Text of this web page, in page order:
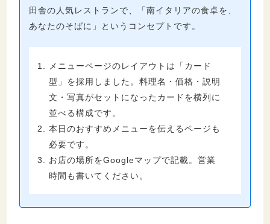
田舎の人気レストランで、「南イタリアの食卓を、
あなたのそばに」というコンセプトです。
メニューページのレイアウトは「カード
型」を採用しました。料理名・価格・説明
文・写真がセットになったカードを横列に
並べる構成です。
本日のおすすめメニューを伝えるページも
必要です。
お店の場所をGoogleマップで記載。営業
時間も書いてください。